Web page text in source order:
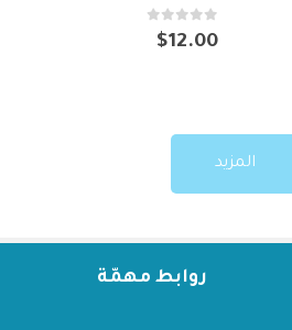
0
out of 5
$12.00
المزيد
روابط مهمّة